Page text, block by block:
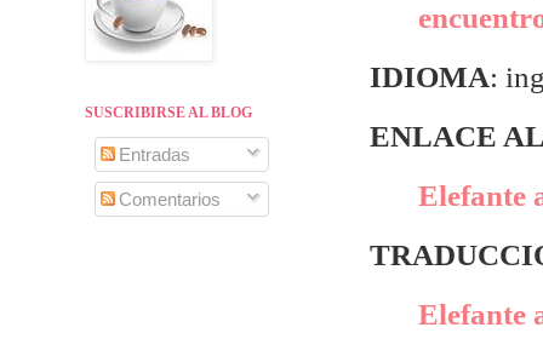
IDIOMA:
ENLACE
Elefante
Elefante
SUSCRIBIRSE AL BLOG
Entradas
Comentarios